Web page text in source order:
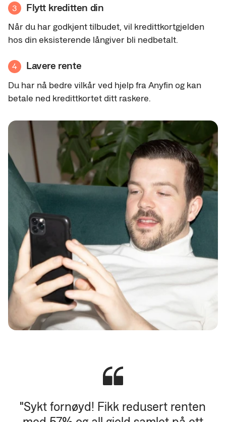
3 Flytt kreditten din
Når du har godkjent tilbudet, vil kredittkortgjelden
hos din eksisterende långiver bli nedbetalt.
4 Lavere rente
Du har nå bedre vilkår ved hjelp fra Anyfin og kan
betale ned kredittkortet ditt raskere.
"Sykt fornøyd! Fikk redusert renten